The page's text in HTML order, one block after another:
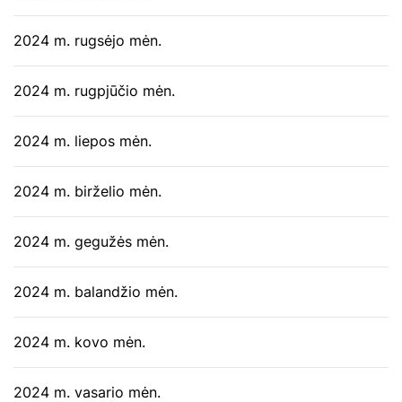
2024 m. rugsėjo mėn.
2024 m. rugpjūčio mėn.
2024 m. liepos mėn.
2024 m. birželio mėn.
2024 m. gegužės mėn.
2024 m. balandžio mėn.
2024 m. kovo mėn.
2024 m. vasario mėn.